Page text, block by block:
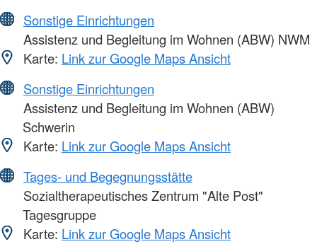
Sonstige Einrichtungen
Assistenz und Begleitung im Wohnen (ABW) NWM
Karte: Link zur Google Maps Ansicht
Sonstige Einrichtungen
Assistenz und Begleitung im Wohnen (ABW)
Schwerin
Karte: Link zur Google Maps Ansicht
Tages- und Begegnungsstätte
Sozialtherapeutisches Zentrum "Alte Post"
Tagesgruppe
Karte: Link zur Google Maps Ansicht